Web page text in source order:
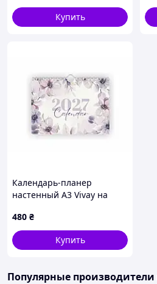
Купить
Календарь-планер
настенный А3 Vivay на
480 ₴
Купить
Популярные производители